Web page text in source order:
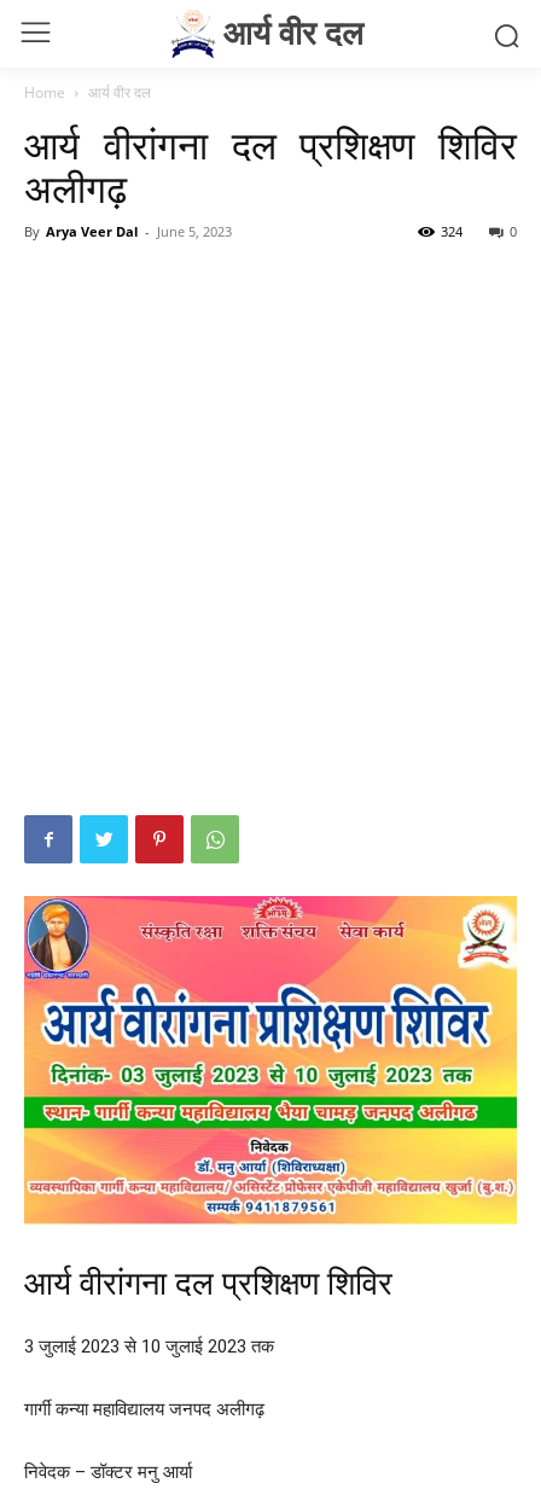
आर्य वीर दल
Home आर्य वीर दल
आर्य वीरांगना दल प्रशिक्षण शिविर
अलीगढ़
By Arya Veer Dal - June 5, 2023 0
324
आर्य वीरांगना दल प्रशिक्षण शिविर
3 जुलाई 2023 से 10 जुलाई 2023 तक
गार्गी कन्या महाविद्यालय जनपद अलीगढ़
निवेदक – डॉक्टर मनु आर्या